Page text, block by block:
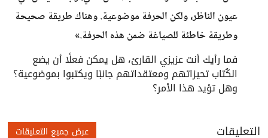
عيون الناظر، ولكن الحرفة موضوعية. وهناك طريقة صحيحة
وطريقة خاطئة للصياغة ضمن هذه الحرفة.»
فما رأيك أنت عزيزي القارئ، هل يمكن فعلًا أن يضع
الكُتاب تحيزاتهم ومعتقداتهم جانبًا ويكتبوا بموضوعية؟
وهل تؤيد هذا الأمر؟
التعليقات عرض جميع التعليقات